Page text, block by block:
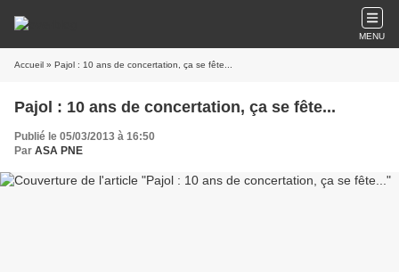
MENU
Accueil » Pajol : 10 ans de concertation, ça se fête...
Pajol : 10 ans de concertation, ça se fête...
Publié le 05/03/2013 à 16:50
Par ASA PNE